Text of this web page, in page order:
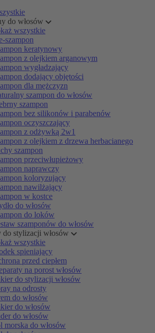
do włosów
wszystkie
szampon
keratynowy
z olejkiem arganowym
wygładzający
dodający objętości
dla mężczyzn
szampon do włosów
szampon
bez silikonów i parabenów
oczyszczający
z odżywką 2w1
z olejkiem z drzewa herbacianego
szampon
przeciwłupieżowy
naprawczy
koloryzujący
nawilżający
w kostce
do włosów
do loków
szamponów do włosów
do stylizacji włosów
wszystkie
spieniający
przed ciepłem
na porost włosów
do stylizacji włosów
na odrosty
do włosów
do włosów
do włosów
morska do włosów